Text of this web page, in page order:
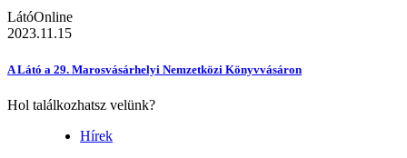
LátóOnline
2023.11.15
A Látó a 29. Marosvásárhelyi Nemzetközi Könyvvásáron
Hol találkozhatsz velünk?
Hírek